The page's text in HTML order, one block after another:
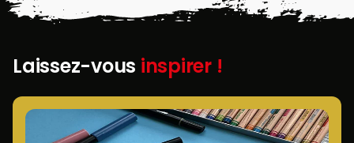
Laissez-vous inspirer !